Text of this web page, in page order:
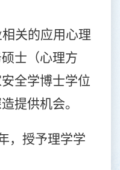
关的应用心理
士（心理方
全学博士学位
提供机会。
，授予理学学